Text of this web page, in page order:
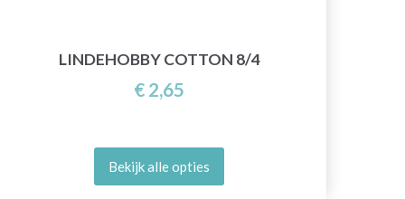
LINDEHOBBY COTTON 8/4
€ 2,65
Bekijk alle opties